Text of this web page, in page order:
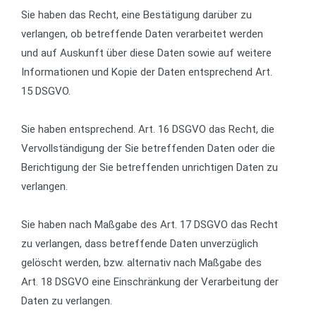
Sie haben das Recht, eine Bestätigung darüber zu
verlangen, ob betreffende Daten verarbeitet werden
und auf Auskunft über diese Daten sowie auf weitere
Informationen und Kopie der Daten entsprechend Art.
15 DSGVO.
Sie haben entsprechend. Art. 16 DSGVO das Recht, die
Vervollständigung der Sie betreffenden Daten oder die
Berichtigung der Sie betreffenden unrichtigen Daten zu
verlangen.
Sie haben nach Maßgabe des Art. 17 DSGVO das Recht
zu verlangen, dass betreffende Daten unverzüglich
gelöscht werden, bzw. alternativ nach Maßgabe des
Art. 18 DSGVO eine Einschränkung der Verarbeitung der
Daten zu verlangen.